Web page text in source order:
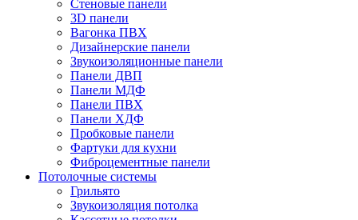
Стеновые панели
3D панели
Вагонка ПВХ
Дизайнерские панели
Звукоизоляционные панели
Панели ДВП
Панели МДФ
Панели ПВХ
Панели ХДФ
Пробковые панели
Фартуки для кухни
Фиброцементные панели
Потолочные системы
Грильято
Звукоизоляция потолка